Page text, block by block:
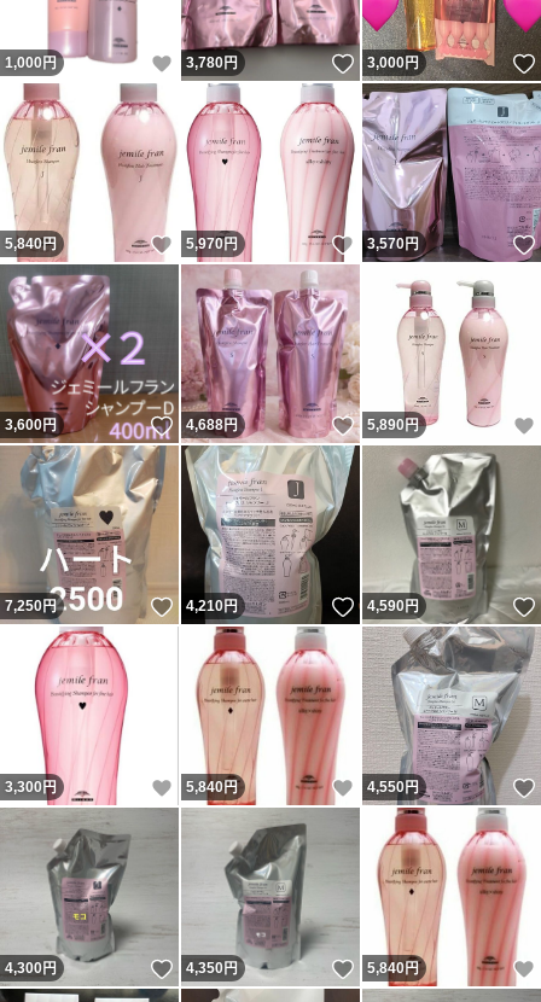
1,000 円 いいね！
3,780円 いいね！
3,000円
5,840円 いいね！
5,970円 いいね！
3,570円
3,600円 いいね！
4,688円 いいね！
5,890円
7,250円 いいね！
4,210円 いいね！
4,590円
3,300 円 いいね！
5,840円 いいね！
4,550円
4,300円 いいね！
4,350円 いいね！
5,840円